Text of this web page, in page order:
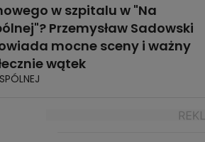
w szpitalu w "Na
Przemysław Sadowski
mocne sceny i ważny
wątek